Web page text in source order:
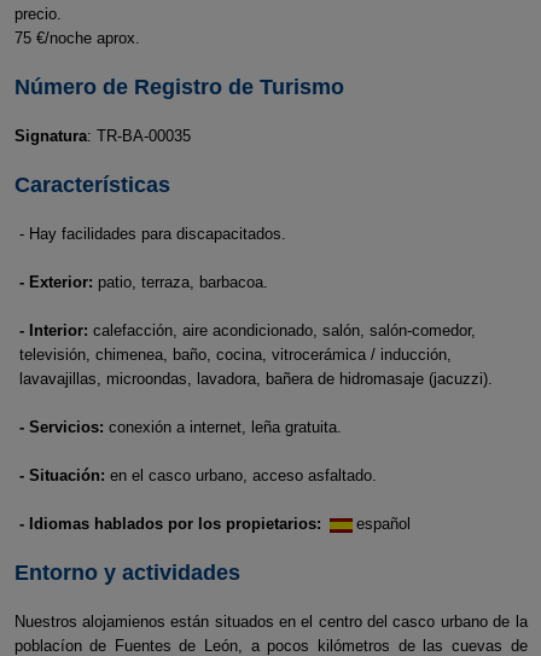
precio.
75 €/noche aprox.
Número de Registro de Turismo
Signatura: TR-BA-00035
Características
- Hay facilidades para discapacitados.
- Exterior: patio, terraza, barbacoa.
- Interior: calefacción, aire acondicionado, salón, salón-comedor,
televisión, chimenea, baño, cocina, vitrocerámica / inducción,
lavavajillas, microondas, lavadora, bañera de hidromasaje (jacuzzi).
- Servicios: conexión a internet, leña gratuita.
- Situación: en el casco urbano, acceso asfaltado.
- Idiomas hablados por los propietarios: español
Entorno y actividades
Nuestros alojamienos están situados en el centro del casco urbano de la
poblacíon de Fuentes de León, a pocos kilómetros de las cuevas de